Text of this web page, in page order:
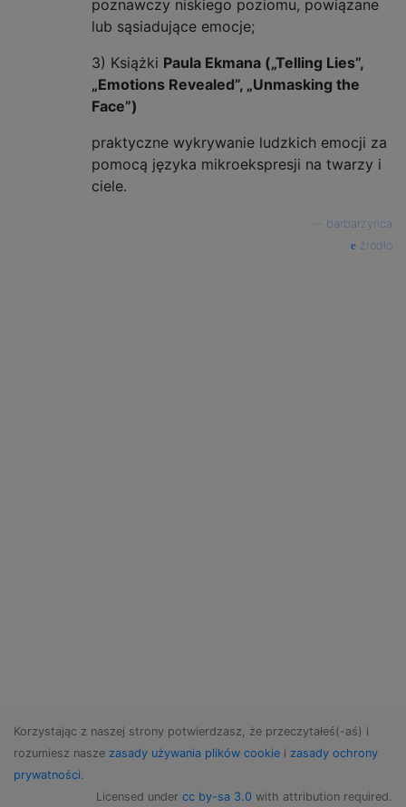
poznawczy niskiego poziomu, powiązane
lub sąsiadujące emocje;
3) Książki Paula Ekmana („Telling Lies”,
„Emotions Revealed”, „Unmasking the
Face”)
praktyczne wykrywanie ludzkich emocji za
pomocą języka mikroekspresji na twarzy i
ciele.
barbarzyńca
źródło
Korzystając z naszej strony potwierdzasz, że przeczytałeś(-aś) i
rozumiesz nasze zasady używania plików cookie i zasady ochrony
prywatności.
Licensed under cc by-sa 3.0 with attribution required.